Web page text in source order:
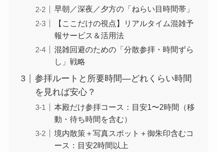
早朝／深夜／夕方の「ねらい目時間帯」
【ここだけの視点】リアルタイム混雑予
報サービス＆活用法
混雑回避のための「分散参拝・時間ずら
し」戦略
参拝ルートと所要時間―どれくらい時間
を見れば安心？
本殿だけ参拝コース：目安1〜2時間（移
動・待ち時間を含む）
境内散策＋写真スポット＋御朱印含むコ
ース：目安2時間以上